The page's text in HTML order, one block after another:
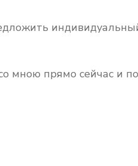
мною прямо сейчас и